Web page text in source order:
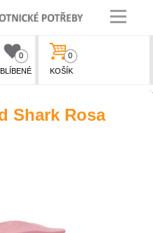
0
KOŠÍK
0
Shark Rosa